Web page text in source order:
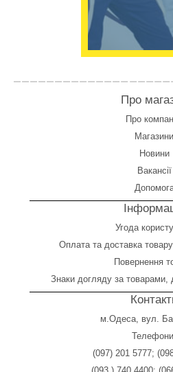
Про
Про
Магазини
Новини
Вакансії
Угода
Оплататадоставка
Повернення
Знаки догляду за товарами,
м.Одеса, вул.
(097) 201 5777;